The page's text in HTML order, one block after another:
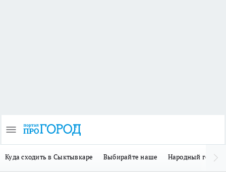
Куда сходить в Сыктывкаре Выбирайте наше Народный герой